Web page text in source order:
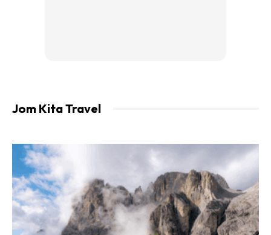
Kunjungan Semakin Praktikal
Bagi golongan profesional khususnya di Lembah Klang,
keupayaan melakukan perjalanan singkat menjadi nilai
Jom Kita Travel